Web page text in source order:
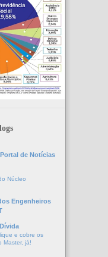
de Notícias
Núcleo
Engenheiros
e cobre os
Master, já!